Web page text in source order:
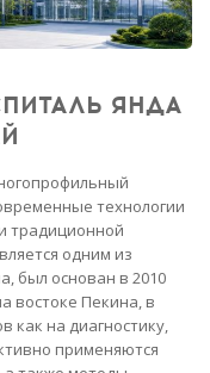
ЯНДА
технологии
традиционной
одним из
был основан в 2010
востоке Пекина, в
как на диагностику,
применяются